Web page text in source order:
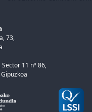
73,
Sector 11 nº 86,